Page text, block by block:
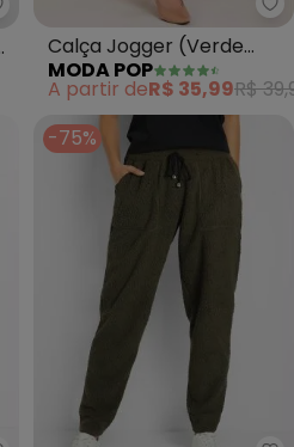
Rosa - Calça Feminina
Calça Jogger (Verde
Militar) com Faixa na
Frente
MODA POP
A partir deR$ 35,99R$
-75%